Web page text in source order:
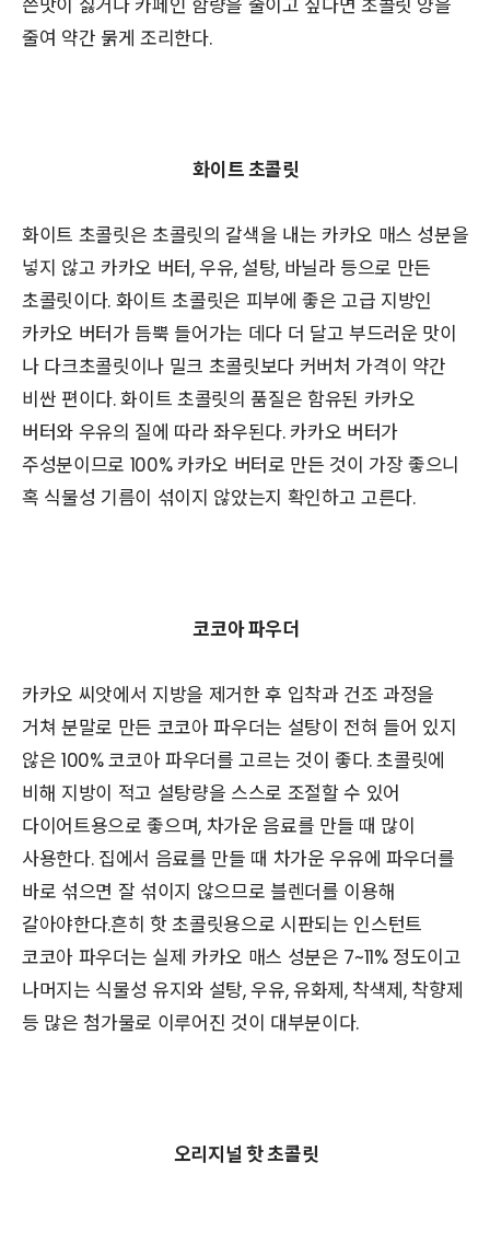
쓴맛이 싫거나 카페인 함량을 줄이고 싶다면 초콜릿 양을
줄여 약간 묽게 조리한다.
화이트 초콜릿
화이트 초콜릿은 초콜릿의 갈색을 내는 카카오 매스 성분을
넣지 않고 카카오 버터, 우유, 설탕, 바닐라 등으로 만든
초콜릿이다. 화이트 초콜릿은 피부에 좋은 고급 지방인
카카오 버터가 듬뿍 들어가는 데다 더 달고 부드러운 맛이
나 다크초콜릿이나 밀크 초콜릿보다 커버처 가격이 약간
비싼 편이다. 화이트 초콜릿의 품질은 함유된 카카오
버터와 우유의 질에 따라 좌우된다. 카카오 버터가
주성분이므로 100% 카카오 버터로 만든 것이 가장 좋으니
혹 식물성 기름이 섞이지 않았는지 확인하고 고른다.
코코아 파우더
카카오 씨앗에서 지방을 제거한 후 입착과 건조 과정을
거쳐 분말로 만든 코코아 파우더는 설탕이 전혀 들어 있지
않은 100% 코코아 파우더를 고르는 것이 좋다. 초콜릿에
비해 지방이 적고 설탕량을 스스로 조절할 수 있어
다이어트용으로 좋으며, 차가운 음료를 만들 때 많이
사용한다. 집에서 음료를 만들 때 차가운 우유에 파우더를
바로 섞으면 잘 섞이지 않으므로 블렌더를 이용해
갈아야한다.흔히 핫 초콜릿용으로 시판되는 인스턴트
코코아 파우더는 실제 카카오 매스 성분은 7~11% 정도이고
나머지는 식물성 유지와 설탕, 우유, 유화제, 착색제, 착향제
등 많은 첨가물로 이루어진 것이 대부분이다.
오리지널 핫 초콜릿